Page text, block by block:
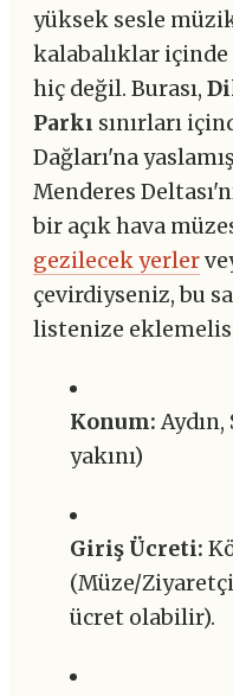
yüksek sesle
kalabalıklar içinde
hiç değil. Burası,
Parkı sınırları
Dağları'na
Menderes
bir açık hava
gezilecek yerler
çevirdiyseniz, bu
listenize
Konum:
yakını)
Giriş Ücreti:
(Müze/
ücret olabilir).